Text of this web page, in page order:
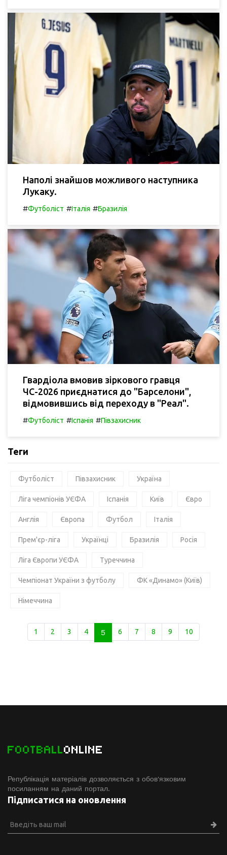
Наполі знайшов можливого наступника
Лукаку.
#Футболіст #Італія #Бразилія
Гвардіола вмовив зіркового гравця
ЧС-2026 приєднатися до "Барселони",
відмовившись від переходу в "Реал".
#Футболіст #Іспанія #Півзахисник
Теги
Футболіст Півзахисник Україна
Ліга чемпіонів УЄФА Іспанія Київ Євро
Англія Європа Футбол Італія
Прем'єр-ліга Українці Бразилія Росія
Ліга Європи УЄФА Туреччина
Чемпіонат України з футболу ФК «Динамо» (Київ)
Німеччина
1 2 3 4 5 6 7 8 9 10
FOOTBALLONLINE
Републікація матеріалів дозволяється з обов'язковим
посиланням на даний портал.
Підписатися на оновлення